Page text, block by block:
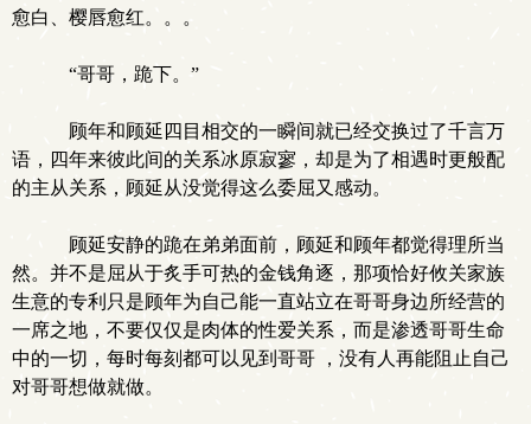
愈白、樱唇愈红。。。
“哥哥，跪下。”
顾年和顾延四目相交的一瞬间就已经交换过了千言万
语，四年来彼此间的关系冰原寂寥，却是为了相遇时更般配
的主从关系，顾延从没觉得这么委屈又感动。
顾延安静的跪在弟弟面前，顾延和顾年都觉得理所当
然。并不是屈从于炙手可热的金钱角逐，那项恰好攸关家族
生意的专利只是顾年为自己能一直站立在哥哥身边所经营的
一席之地，不要仅仅是肉体的性爱关系，而是渗透哥哥生命
中的一切，每时每刻都可以见到哥哥 ，没有人再能阻止自己
对哥哥想做就做。